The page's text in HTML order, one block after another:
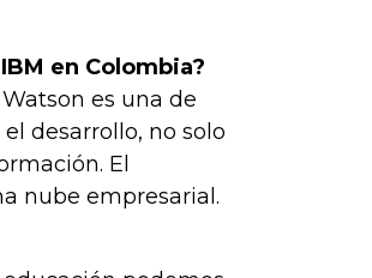
en Colombia?
es una de
desarrollo, no solo
El
nube empresarial.